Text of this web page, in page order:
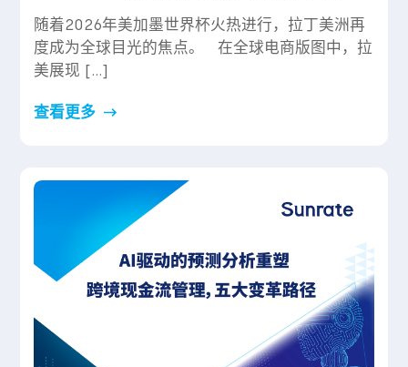
随着2026年美加墨世界杯火热进行，拉丁美洲再
度成为全球目光的焦点。 在全球电商版图中，拉
美展现 […]
查看更多